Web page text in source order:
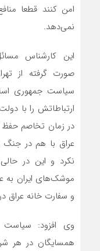
امن کنند قطعا
نمی‌دهد.
این کارشناس
صورت گرفته از
سیاست جمهوری
ارتباطاتش را با
در زمان تخاصم حفظ
عراق با هم در جنگ
نکرد و این در
موشک‌های ایران به
و سفارت خانه عراق
وی افزود:
همسایگان در هر